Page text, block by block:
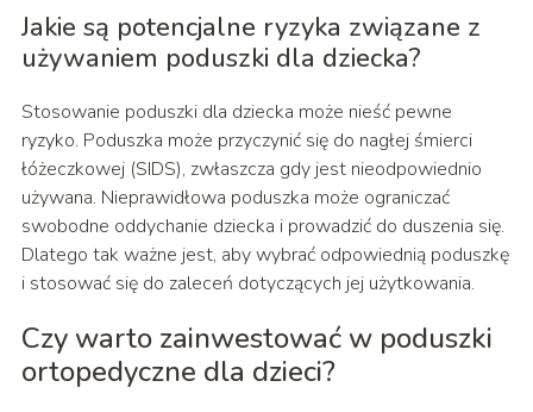
Jakie są potencjalne ryzyka związane z
używaniem poduszki dla dziecka?
Stosowanie poduszki dla dziecka może nieść pewne
ryzyko. Poduszka może przyczynić się do nagłej śmierci
łóżeczkowej (SIDS), zwłaszcza gdy jest nieodpowiednio
używana. Nieprawidłowa poduszka może ograniczać
swobodne oddychanie dziecka i prowadzić do duszenia się.
Dlatego tak ważne jest, aby wybrać odpowiednią poduszkę
i stosować się do zaleceń dotyczących jej użytkowania.
Czy warto zainwestować w poduszki
ortopedyczne dla dzieci?